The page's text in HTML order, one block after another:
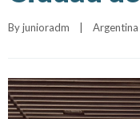
By junioradm Argentina